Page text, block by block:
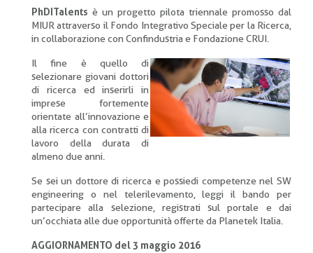
PhDITalents è un progetto pilota triennale promosso dal
MIUR attraverso il Fondo Integrativo Speciale per la Ricerca,
in collaborazione con Confindustria e Fondazione CRUI.
Il fine è quello di
selezionare giovani dottori
di ricerca ed inserirli in
imprese fortemente
orientate all’innovazione e
alla ricerca con contratti di
lavoro della durata di
almeno due anni.
Se sei un dottore di ricerca e possiedi competenze nel SW
engineering o nel telerilevamento, leggi il bando per
partecipare alla selezione, registrati sul portale e dai
un’occhiata alle due opportunità offerte da Planetek Italia.
AGGIORNAMENTO del 3 maggio 2016